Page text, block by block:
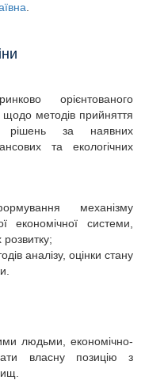
орієнтованого
щодо методів прийняття
рішень за наявних
та екологічних
механізму
економічної системи,
аналізу, оцінки стану
людьми, економічно-
власну позицію з